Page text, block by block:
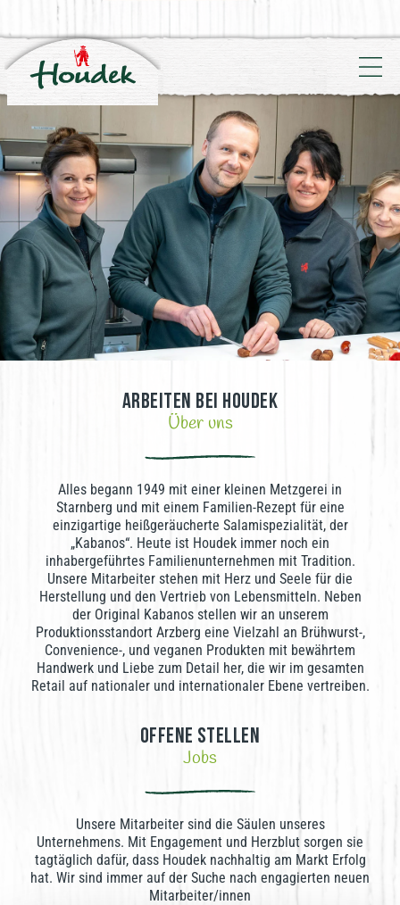
Arbeiten bei Houdek
Über uns
Alles begann 1949 mit einer kleinen Metzgerei in
Starnberg und mit einem Familien-Rezept für eine
einzigartige heißgeräucherte Salamispezialität, der
„Kabanos“. Heute ist Houdek immer noch ein
inhabergeführtes Familienunternehmen mit Tradition.
Unsere Mitarbeiter stehen mit Herz und Seele für die
Herstellung und den Vertrieb von Lebensmitteln. Neben
der Original Kabanos stellen wir an unserem
Produktionsstandort Arzberg eine Vielzahl an Brühwurst-,
Convenience-, und veganen Produkten mit bewährtem
Handwerk und Liebe zum Detail her, die wir im gesamten
Retail auf nationaler und internationaler Ebene vertreiben.
Offene Stellen
Jobs
Unsere Mitarbeiter sind die Säulen unseres
Unternehmens. Mit Engagement und Herzblut sorgen sie
tagtäglich dafür, dass Houdek nachhaltig am Markt Erfolg
hat. Wir sind immer auf der Suche nach engagierten neuen
Mitarbeiter/innen